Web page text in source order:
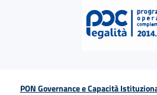
PON Governance e Capacità